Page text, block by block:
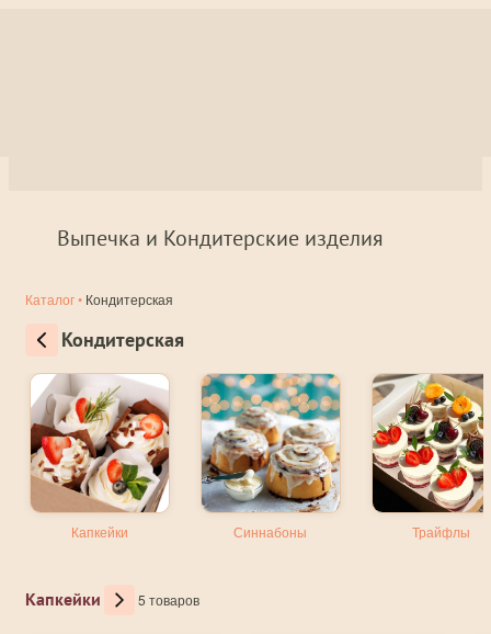
Выпечка и Кондитерские изделия
Каталог• Кондитерская
Кондитерская
Капкейки Синнабоны Трайфлы
Капкейки 5 товаров